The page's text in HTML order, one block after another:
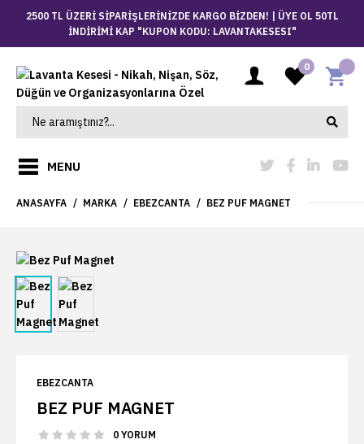
2500 TL ÜZERİ SİPARİŞLERİNİZDE KARGO BİZDEN! | ÜYE OL 50TL
İNDİRİMİ KAP "KUPON KODU: LAVANTAKESESI"
0
MENU
ANASAYFA MARKA EBEZCANTA BEZ PUF MAGNET
EBEZCANTA
BEZ PUF MAGNET
0 YORUM